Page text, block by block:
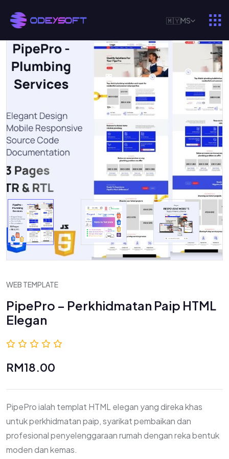
🇲🇾MS
WEB TEMPLATE
PipePro – Perkhidmatan Paip HTML
Elegan
RM18.00
PipePro ialah templat HTML elegan yang direka khas
untuk perkhidmatan paip, syarikat pembaikan dan
profesional penyelenggaraan rumah dengan reka bentuk
moden dan kemas.